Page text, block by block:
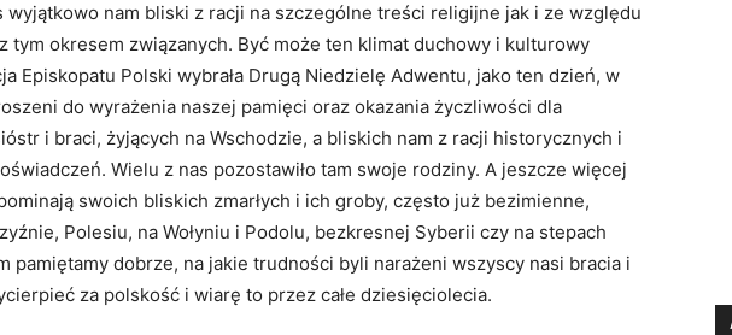
wyjątkowo nam bliski z racji na szczególne treści religijne jak i ze względu
tym okresem związanych. Być może ten klimat duchowy i kulturowy
Episkopatu Polski wybrała Drugą Niedzielę Adwentu, jako ten dzień, w
do wyrażenia naszej pamięci oraz okazania życzliwości dla
i braci, żyjących na Wschodzie, a bliskich nam z racji historycznych i
Wielu z nas pozostawiło tam swoje rodziny. A jeszcze więcej
swoich bliskich zmarłych i ich groby, często już bezimienne,
Polesiu, na Wołyniu i Podolu, bezkresnej Syberii czy na stepach
pamiętamy dobrze, na jakie trudności byli narażeni wszyscy nasi bracia i
za polskość i wiarę to przez całe dziesięciolecia.